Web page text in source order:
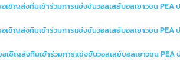
อเชิญส่งทีมเข้าร่วมการแข่งขันวอลเลย์บอลเยาวชน PEA
อเชิญส่งทีมเข้าร่วมการแข่งขันวอลเลย์บอลเยาวชน PEA
อเชิญส่งทีมเข้าร่วมการแข่งขันวอลเลย์บอลเยาวชน PEA